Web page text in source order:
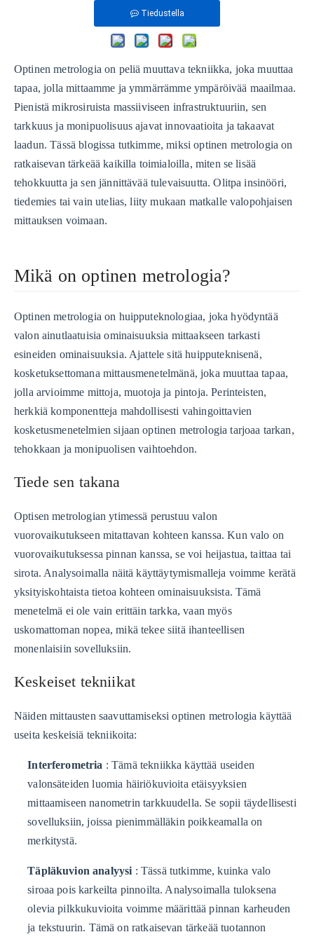
Tiedustella
Optinen metrologia on peliä muuttava tekniikka, joka muuttaa
tapaa, jolla mittaamme ja ymmärrämme ympäröivää maailmaa.
Pienistä mikrosiruista massiiviseen infrastruktuuriin, sen
tarkkuus ja monipuolisuus ajavat innovaatioita ja takaavat
laadun. Tässä blogissa tutkimme, miksi optinen metrologia on
ratkaisevan tärkeää kaikilla toimialoilla, miten se lisää
tehokkuutta ja sen jännittävää tulevaisuutta. Olitpa insinööri,
tiedemies tai vain utelias, liity mukaan matkalle valopohjaisen
mittauksen voimaan.
Mikä on optinen metrologia?
Optinen metrologia on huipputeknologiaa, joka hyödyntää
valon ainutlaatuisia ominaisuuksia mittaakseen tarkasti
esineiden ominaisuuksia. Ajattele sitä huipputeknisenä,
kosketuksettomana mittausmenetelmänä, joka muuttaa tapaa,
jolla arvioimme mittoja, muotoja ja pintoja. Perinteisten,
herkkiä komponentteja mahdollisesti vahingoittavien
kosketusmenetelmien sijaan optinen metrologia tarjoaa tarkan,
tehokkaan ja monipuolisen vaihtoehdon.
Tiede sen takana
Optisen metrologian ytimessä perustuu valon
vuorovaikutukseen mitattavan kohteen kanssa. Kun valo on
vuorovaikutuksessa pinnan kanssa, se voi heijastua, taittaa tai
sirota. Analysoimalla näitä käyttäytymismalleja voimme kerätä
yksityiskohtaista tietoa kohteen ominaisuuksista. Tämä
menetelmä ei ole vain erittäin tarkka, vaan myös
uskomattoman nopea, mikä tekee siitä ihanteellisen
monenlaisiin sovelluksiin.
Keskeiset tekniikat
Näiden mittausten saavuttamiseksi optinen metrologia käyttää
useita keskeisiä tekniikoita:
Interferometria : Tämä tekniikka käyttää useiden
valonsäteiden luomia häiriökuvioita etäisyyksien
mittaamiseen nanometrin tarkkuudella. Se sopii täydellisesti
sovelluksiin, joissa pienimmälläkin poikkeamalla on
merkitystä.
Täpläkuvion analyysi : Tässä tutkimme, kuinka valo
siroaa pois karkeilta pinnoilta. Analysoimalla tuloksena
olevia pilkkukuvioita voimme määrittää pinnan karheuden
ja tekstuurin. Tämä on ratkaisevan tärkeää tuotannon